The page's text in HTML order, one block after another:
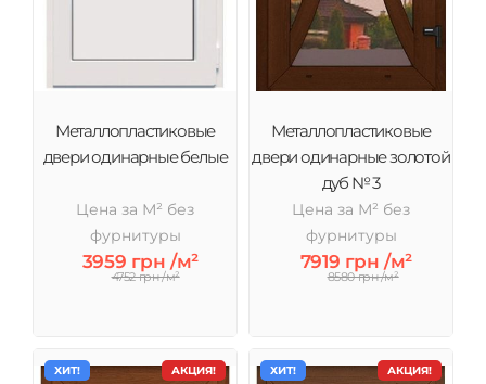
Металлопластиковые
двери одинарные белые
Цена за М² без
фурнитуры
3959 грн /м²
4752 грн /м²
Металлопластиковые
двери одинарные золотой
дуб № 3
Цена за М² без
фурнитуры
7919 грн /м²
8580 грн /м²
АКЦИЯ!
ХИТ! АКЦИЯ!
ХИТ!